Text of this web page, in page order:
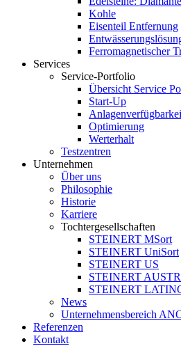
Kohle
Eisenteil Entfernung
Ferromagnetischer
Services
Service-Portfolio
Übersicht Service
Start-Up
Optimierung
Werterhalt
Testzentren
Unternehmen
Über uns
Philosophie
Historie
Karriere
Tochtergesellschaften
STEINERT MSort
STEINERT UniSort
STEINERT US
STEINERT
STEINERT
News
Unternehmensbereich
Referenzen
Kontakt